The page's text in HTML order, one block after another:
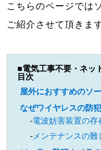
こちらのページでは
ご紹介させて頂きます
電気工事不要・ネッ
目次
屋外におすすめのソ
なぜワイヤレスの防
電波妨害装置の存
メンテナンスの難